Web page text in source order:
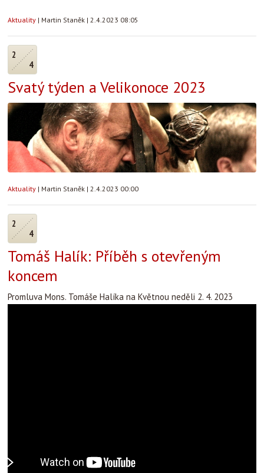
Aktuality | Martin Staněk | 2.4.2023 08:05
2
4
Svatý týden a Velikonoce 2023
Aktuality | Martin Staněk | 2.4.2023 00:00
2
4
Tomáš Halík: Příběh s otevřeným
koncem
Promluva Mons. Tomáše Halíka na Květnou neděli 2. 4. 2023